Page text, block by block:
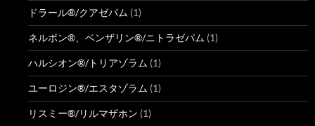
ドラール®/クアゼパム (1)
ネルボン®、ベンザリン®/ニトラゼパム (1)
ハルシオン®/トリアゾラム (1)
ユーロジン®/エスタゾラム (1)
リスミー®/リルマザホン (1)